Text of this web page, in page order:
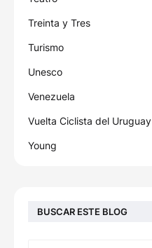
Treinta y Tres
Turismo
Unesco
Venezuela
Vuelta Ciclista del Uruguay
Young
BUSCAR ESTE BLOG